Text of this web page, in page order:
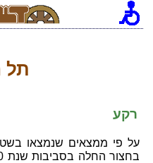
תל
רקע
על פי ממצאים שנמצאו